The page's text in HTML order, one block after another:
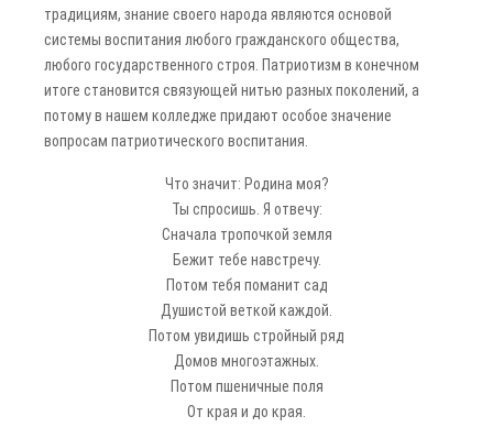
традициям, знание своего народа являются основой
системы воспитания любого гражданского общества,
любого государственного строя. Патриотизм в конечном
итоге становится связующей нитью разных поколений, а
потому в нашем колледже придают особое значение
вопросам патриотического воспитания.
Что значит: Родина моя?
Ты спросишь. Я отвечу:
Сначала тропочкой земля
Бежит тебе навстречу.
Потом тебя поманит сад
Душистой веткой каждой.
Потом увидишь стройный ряд
Домов многоэтажных.
Потом пшеничные поля
От края и до края.